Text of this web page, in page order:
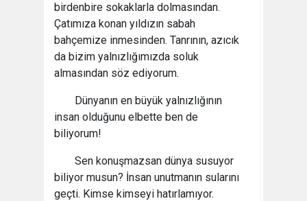
birdenbire sokaklarla dolmasından.
Çatımıza konan yıldızın sabah
bahçemize inmesinden. Tanrının, azıcık
da bizim yalnızlığımızda soluk
almasından söz ediyorum.
Dünyanın en büyük yalnızlığının
insan olduğunu elbette ben de
biliyorum!
Sen konuşmazsan dünya susuyor
biliyor musun? İnsan unutmanın sularını
geçti. Kimse kimseyi hatırlamıyor.